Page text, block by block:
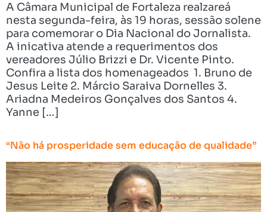
A Câmara Municipal de Fortaleza realzareá
nesta segunda-feira, às 19 horas, sessão solene
para comemorar o Dia Nacional do Jornalista.
A inicativa atende a requerimentos dos
vereadores Júlio Brizzi e Dr. Vicente Pinto.
Confira a lista dos homenageados 1. Bruno de
Jesus Leite 2. Márcio Saraiva Dornelles 3.
Ariadna Medeiros Gonçalves dos Santos 4.
Yanne […]
“Não há prosperidade sem educação de qualidade”